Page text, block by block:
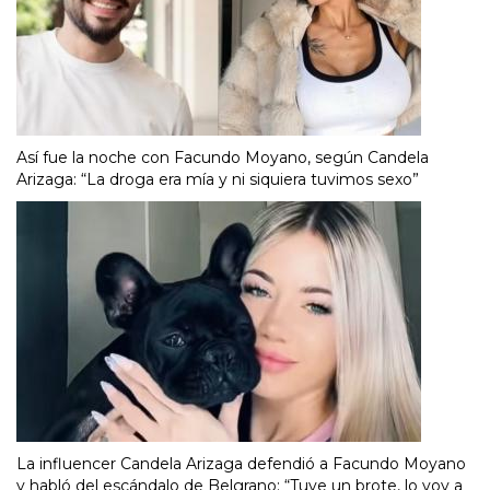
Así fue la noche con Facundo Moyano, según Candela
Arizaga: “La droga era mía y ni siquiera tuvimos sexo”
La influencer Candela Arizaga defendió a Facundo Moyano
y habló del escándalo de Belgrano: “Tuve un brote, lo voy a